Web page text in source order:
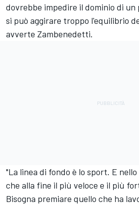
dovrebbe impedire il dominio di
si può aggirare troppo l'equilibrio
avverte Zambenedetti.
"La linea di fondo è lo sport. E
che alla fine il più veloce e il più
Bisogna premiare quello che ha